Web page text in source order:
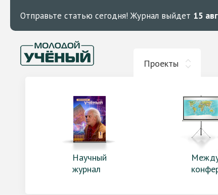
Отправьте статью сегодня! Журнал выйдет 15
Проекты
Научный
журнал